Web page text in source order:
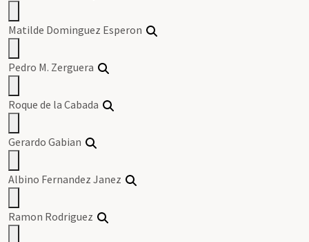
Matilde Dominguez Esperon
Pedro M. Zerguera
Roque de la Cabada
Gerardo Gabian
Albino Fernandez Janez
Ramon Rodriguez